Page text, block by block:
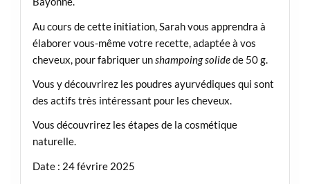
Au cours de cette initiation, Sarah vous apprendra à
élaborer vous-même votre recette, adaptée à vos
cheveux, pour fabriquer un shampoing solidede 50 g.
Vous y découvrirez les poudres ayurvédiques qui sont
des actifs très intéressant pour les cheveux.
Vous découvrirez les étapes de la cosmétique
naturelle.
Date : 24 févrire 2025